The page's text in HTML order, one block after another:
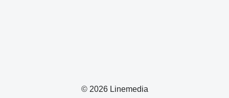
© 2026 Linemedia